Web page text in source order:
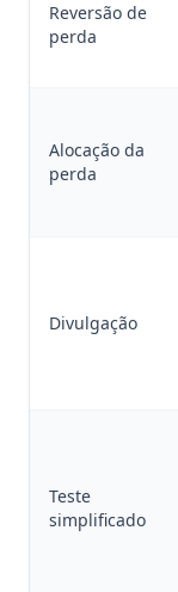
Reversão de
perda
Alocação da
perda
Divulgação
Teste
simplificado